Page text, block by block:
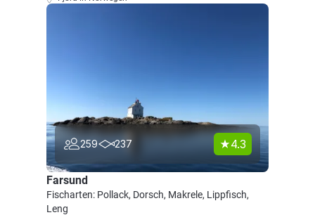
259 237 4.3
Farsund
Fischarten: Pollack, Dorsch, Makrele, Lippfisch,
Leng